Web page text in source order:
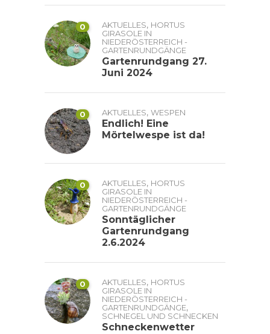
0 AKTUELLES, HORTUS
GIRASOLE IN
NIEDERÖSTERREICH -
GARTENRUNDGÄNGE
Gartenrundgang 27.
Juni 2024
0 AKTUELLES, WESPEN
Endlich! Eine
Mörtelwespe ist da!
0 AKTUELLES, HORTUS
GIRASOLE IN
NIEDERÖSTERREICH -
GARTENRUNDGÄNGE
Sonntäglicher
Gartenrundgang
2.6.2024
0 AKTUELLES, HORTUS
GIRASOLE IN
NIEDERÖSTERREICH -
GARTENRUNDGÄNGE,
SCHNEGEL UND SCHNECKEN
Schneckenwetter